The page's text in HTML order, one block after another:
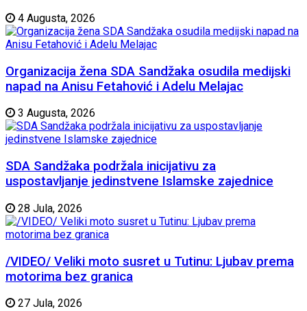
4 Augusta, 2026
Organizacija žena SDA Sandžaka osudila medijski
napad na Anisu Fetahović i Adelu Melajac
3 Augusta, 2026
SDA Sandžaka podržala inicijativu za
uspostavljanje jedinstvene Islamske zajednice
28 Jula, 2026
/VIDEO/ Veliki moto susret u Tutinu: Ljubav prema
motorima bez granica
27 Jula, 2026